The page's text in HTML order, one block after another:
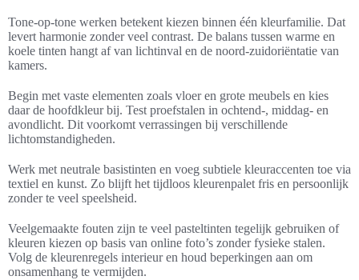
Tone-op-tone werken betekent kiezen binnen één kleurfamilie. Dat
levert harmonie zonder veel contrast. De balans tussen warme en
koele tinten hangt af van lichtinval en de noord-zuidoriëntatie van
kamers.
Begin met vaste elementen zoals vloer en grote meubels en kies
daar de hoofdkleur bij. Test proefstalen in ochtend-, middag- en
avondlicht. Dit voorkomt verrassingen bij verschillende
lichtomstandigheden.
Werk met neutrale basistinten en voeg subtiele kleuraccenten toe via
textiel en kunst. Zo blijft het tijdloos kleurenpalet fris en persoonlijk
zonder te veel speelsheid.
Veelgemaakte fouten zijn te veel pasteltinten tegelijk gebruiken of
kleuren kiezen op basis van online foto’s zonder fysieke stalen.
Volg de kleurenregels interieur en houd beperkingen aan om
onsamenhang te vermijden.